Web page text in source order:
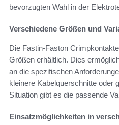
bevorzugten Wahl in der
Verschiedene Größen und
Die Fastin-Faston
Größen erhältlich. Dies
an die spezifischen
kleinere Kabelquerschnitte oder
Situation gibt es die passende
Einsatzmöglichkeiten in